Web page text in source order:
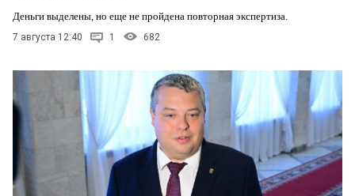
Деньги выделены, но еще не пройдена повторная экспертиза.
7 августа 12:40 1 682